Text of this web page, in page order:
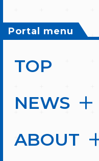
Portal menu
TOP
NEWS
ABOUT